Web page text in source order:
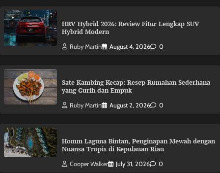
HRV Hybrid 2026: Review Fitur Lengkap SUV
Hybrid Modern
Ruby Martin August 4, 2026 0
Sate Kambing Kecap: Resep Rumahan Sederhana
yang Gurih dan Empuk
Ruby Martin August 2, 2026 0
Homm Laguna Bintan, Penginapan Mewah dengan
Nuansa Tropis di Kepulauan Riau
Cooper Walker July 31, 2026 0